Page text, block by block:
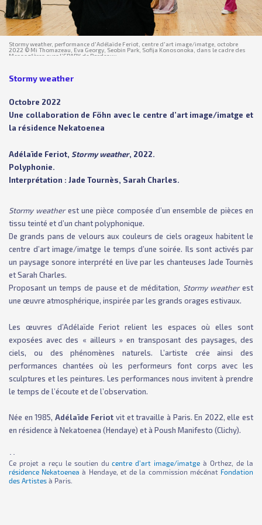
Stormy weather, performance d'Adélaïde Feriot, centre d'art image/imatge, octobre
2022 © Mi Thomazeau, Eva Georgy, Seobin Park, Sofija Konosonoka, dans le cadre des
Messag°ères avec l’EBABX de Bordeaux
Stormy weather
Octobre 2022
Une collaboration de Föhn avec le centre d’art image/imatge et
la résidence Nekatoenea
Adélaïde Feriot, Stormy weather, 2022.
Polyphonie.
Interprétation : Jade Tournès, Sarah Charles.
Stormy weatherest une pièce composée d’un ensemble de pièces en
tissu teinté et d’un chant polyphonique.
De grands pans de velours aux couleurs de ciels orageux habitent le
centre d’art image/imatge le temps d’une soirée. Ils sont activés par
un paysage sonore interprété en live par les chanteuses Jade Tournès
et Sarah Charles.
Proposant un temps de pause et de méditation, Stormy weatherest
une œuvre atmosphérique, inspirée par les grands orages estivaux.
Les œuvres d’Adélaïde Feriot relient les espaces où elles sont
exposées avec des « ailleurs » en transposant des paysages, des
ciels, ou des phénomènes naturels. L’artiste crée ainsi des
performances chantées où les performeurs font corps avec les
sculptures et les peintures. Les performances nous invitent à prendre
le temps de l’écoute et de l’observation.
Née en 1985, Adélaïde Feriot vit et travaille à Paris. En 2022, elle est
en résidence à Nekatoenea (Hendaye) et à Poush Manifesto (Clichy).
･･
Ce projet a reçu le soutien ducentre d’art image/imatge à Orthez, de la
résidence Nekatoenea à Hendaye, et de la commission mécénat Fondation
des Artistes à Paris.